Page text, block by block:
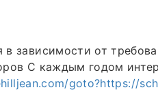
зависимости от
С каждым годом
goto?https://